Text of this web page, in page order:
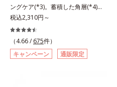
で、手軽においしくたんぱく質を摂
れます。*1 1杯分（約27g）当り。
コラーゲン含む。*2 ビタミンB1、
B2、B6、B12、ナイアシン、パン
トテン酸各商品の詳しい情報は商品
ページをご覧ください。・BEAUTY
ングケア(*3)。蓄積した角層(*4)を
絡めとりくすみ(*5)を晴らす高密着
マイルドピーリング(*6)洗顔料。ハ
リも透明感(*7)も結果主義。年齢サ
イン(*8)の因子に着目した肌科学エ
イジングケア(*3)シリーズ。オルビ
税込2,310円～
（4.66 / 675件）
キャンペーン
通販限定